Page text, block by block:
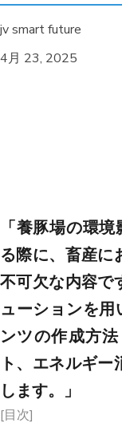
jv smart future
4月 23, 2025
「養豚場の環
る際に、畜産に
不可欠な内容で
ューションを
ンツの作成方
ト、エネルギ
します。」
[目次]